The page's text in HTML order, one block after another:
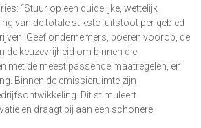
“Stuur op een duidelijke, wettelijk
van de totale stikstofuitstoot per gebied
Geef ondernemers, boeren voorop, de
de keuzevrijheid om binnen die
met de meest passende maatregelen, en
Binnen de emissieruimte zijn
Dit stimuleert
en draagt bij aan een schonere